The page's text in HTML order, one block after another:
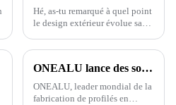
l'automobile.
Hé, as-tu remarqué à quel point
le design extérieur évolue sans
pergola à lames orientables a
l’aménagement des maisons et
des espaces extérieurs.
ONEALU lance des solutions de profilés en aluminium 6063-T5 sur mesure pour les marchés sud-américain et africain
ONEALU, leader mondial de la
fabrication de profilés en